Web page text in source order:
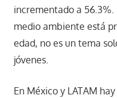
incrementado a
medio ambiente está
edad, no es un tema
jóvenes.
En México y LATAM